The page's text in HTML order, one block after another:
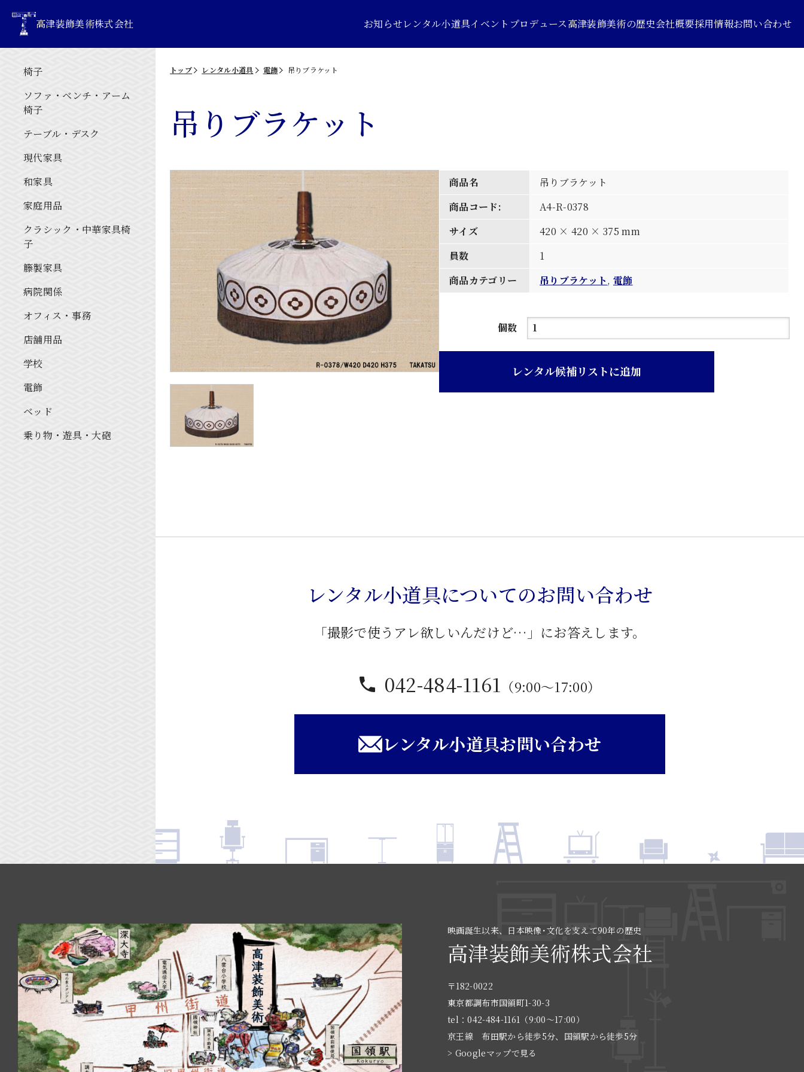
高津装飾美術株式会社 お知らせレンタル小道具イベントプロデュース高津装飾美術の歴史会社概要採用情報お問い合わせ
椅子
ソファ・ベンチ・アーム
椅子
テーブル・デスク
現代家具
和家具
家庭用品
クラシック・中華家具椅
子
籐製家具
病院関係
オフィス・事務
店舗用品
学校
電飾
ベッド
乗り物・遊具・大砲
トップ レンタル小道具 電飾 吊りブラケット
吊りブラケット
商品名
吊りブラケット
商品コード:
A4-R-0378
サイズ
420 × 420 × 375 mm
員数
1
商品カテゴリー
吊りブラケット,電飾
個数
吊
レンタル候補リストに追加
レンタル小道具についてのお問い合わせ
「撮影で使うアレ欲しいんだけど…」にお答えします。
042-484-1161 （9:00〜17:00）
レンタル小道具お問い合わせ
映画誕生以来、日本映像･文化を支えて90年の歴史
高津装飾美術株式会社
〒182-0022
東京都調布市国領町1-30-3
tel：042-484-1161（9:00〜17:00）
京王線 布田駅から徒歩5分、国領駅から徒歩5分
> Googleマップで見る